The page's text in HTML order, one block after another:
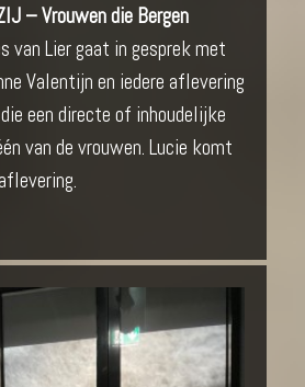
– Vrouwen die Bergen
van Lier gaat in gesprek met
Valentijn en iedere aflevering
een directe of inhoudelijke
van de vrouwen. Lucie komt